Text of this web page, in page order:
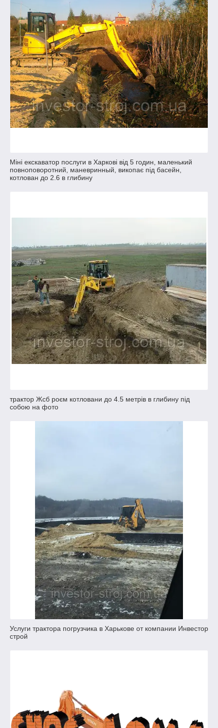
Міні екскаватор послуги в Харкові від 5 годин, маленький
повноповоротний, маневринный, викопає під басейн,
котлован до 2.6 в глибину
трактор Жсб роєм котловани до 4.5 метрів в глибину під
собою на фото
Услуги трактора погрузчика в Харькове от компании Инвестор
строй